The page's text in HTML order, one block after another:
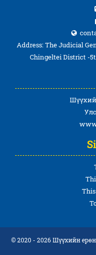
Address: The Judicial
Chingeltei District -
© 2020 - 2026 Шүүхийн